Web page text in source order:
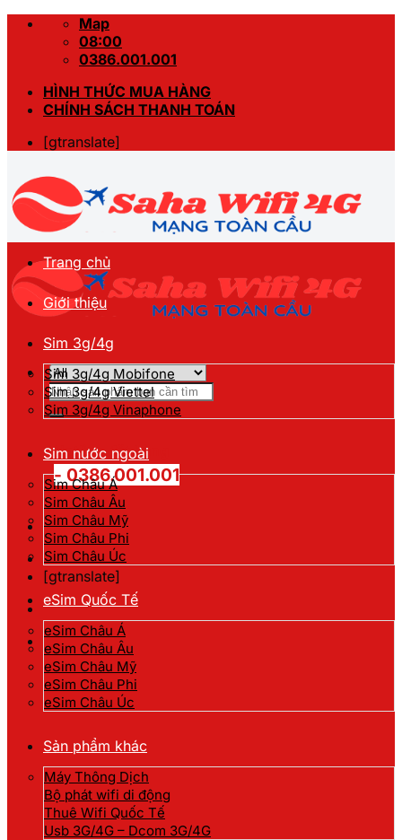
Skip
Map
08:00
0386.001.001
HÌNH THỨC MUA HÀNG
CHÍNH SÁCH THANH TOÁN
[gtranslate]
Tìm
kiếm:
Hotline đặt hàng
- 0386.001.001
[gtranslate]
Trang chủ
Giới thiệu
Sim 3g/4g
Sim 3g/4g Mobifone
Sim 3g/4g Viettel
Sim 3g/4g Vinaphone
Sim nước ngoài
Sim Châu Á
Sim Châu Âu
Sim Châu Mỹ
Sim Châu Phi
Sim Châu Úc
eSim Quốc Tế
eSim Châu Á
eSim Châu Âu
eSim Châu Mỹ
eSim Châu Phi
eSim Châu Úc
Sản phẩm khác
Máy Thông Dịch
Bộ phát wifi di động
Thuê Wifi Quốc Tế
Usb 3G/4G – Dcom 3G/4G